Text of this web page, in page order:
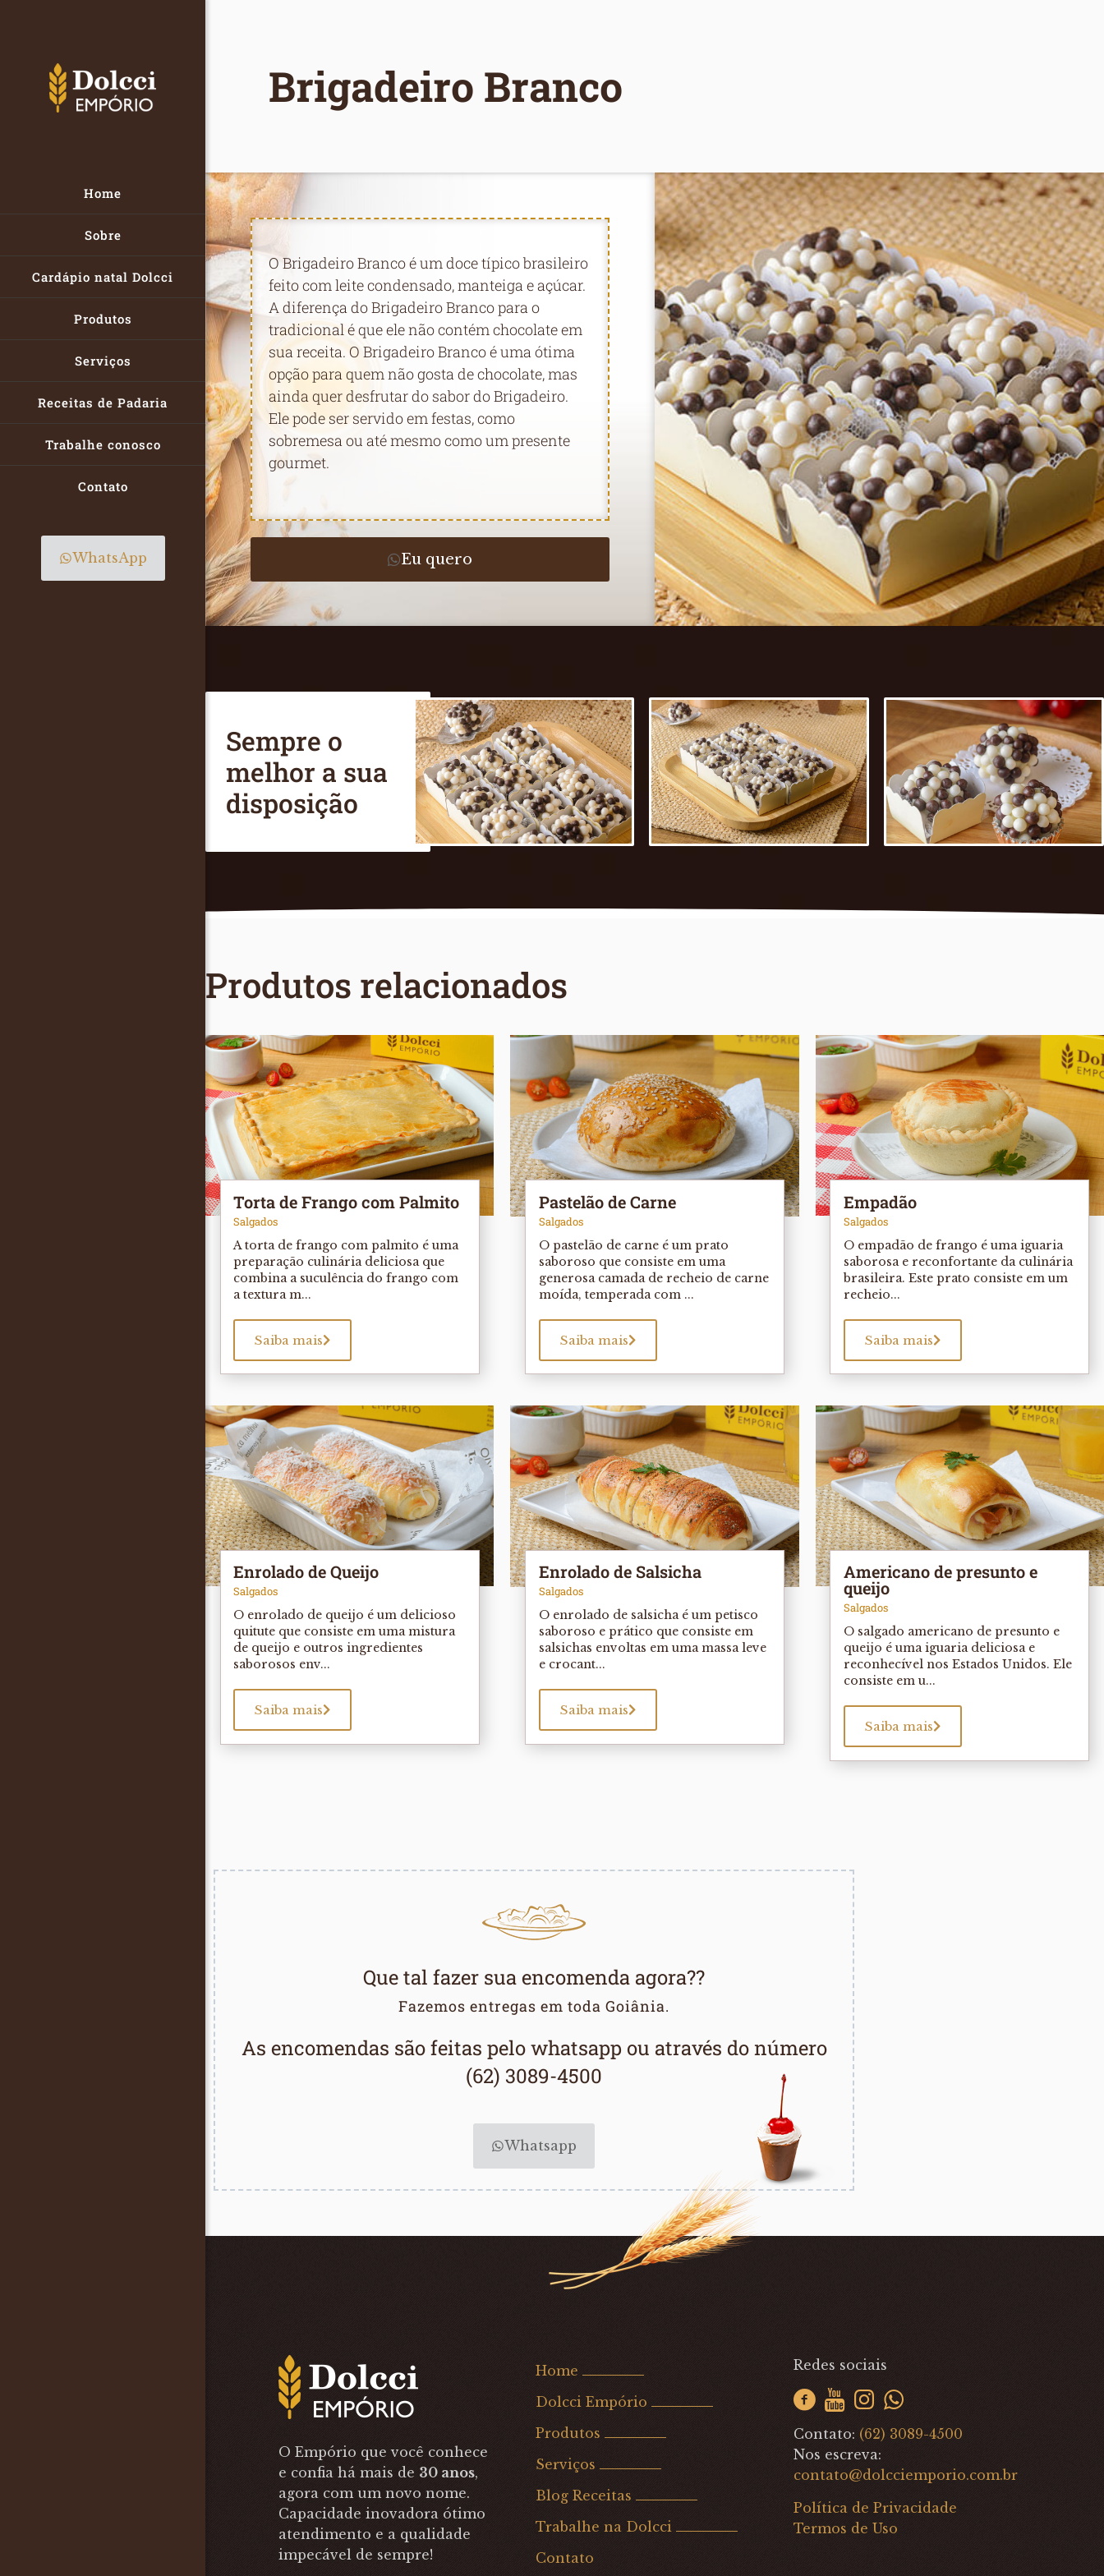
Home
Sobre
Cardápio natal Dolcci
Produtos
Serviços
Receitas de Padaria
Trabalhe conosco
Contato
WhatsApp
Brigadeiro Branco
O Brigadeiro Branco é um doce típico brasileiro
feito com leite condensado, manteiga e açúcar.
A diferença do Brigadeiro Branco para o
tradicional é que ele não contém chocolate em
sua receita. O Brigadeiro Branco é uma ótima
opção para quem não gosta de chocolate, mas
ainda quer desfrutar do sabor do Brigadeiro.
Ele pode ser servido em festas, como
sobremesa ou até mesmo como um presente
gourmet.
Eu quero
Sempre o
melhor a sua
disposição
Produtos relacionados
Torta de Frango com Palmito
Salgados
A torta de frango com palmito é uma
preparação culinária deliciosa que
combina a suculência do frango com
a textura m...
Saiba mais
Pastelão de Carne
Salgados
O pastelão de carne é um prato
saboroso que consiste em uma
generosa camada de recheio de carne
moída, temperada com ...
Saiba mais
Empadão
Salgados
O empadão de frango é uma iguaria
saborosa e reconfortante da culinária
brasileira. Este prato consiste em um
recheio...
Saiba mais
Enrolado de Queijo
Salgados
O enrolado de queijo é um delicioso
quitute que consiste em uma mistura
de queijo e outros ingredientes
saborosos env...
Saiba mais
Enrolado de Salsicha
Salgados
O enrolado de salsicha é um petisco
saboroso e prático que consiste em
salsichas envoltas em uma massa leve
e crocant...
Saiba mais
Americano de presunto e
queijo
Salgados
O salgado americano de presunto e
queijo é uma iguaria deliciosa e
reconhecível nos Estados Unidos. Ele
consiste em u...
Saiba mais
Que tal fazer sua encomenda agora??
Fazemos entregas em toda Goiânia.
As encomendas são feitas pelo whatsapp ou através do número
(62) 3089-4500
Whatsapp
O Empório que você conhece
e confia há mais de 30 anos,
agora com um novo nome.
Capacidade inovadora ótimo
atendimento e a qualidade
impecável de sempre!
Home
Dolcci Empório
Produtos
Serviços
Blog Receitas
Trabalhe na Dolcci
Contato
Redes sociais
Contato: (62) 3089-4500
Nos escreva:
contato@dolcciemporio.com.br
Política de Privacidade
Termos de Uso